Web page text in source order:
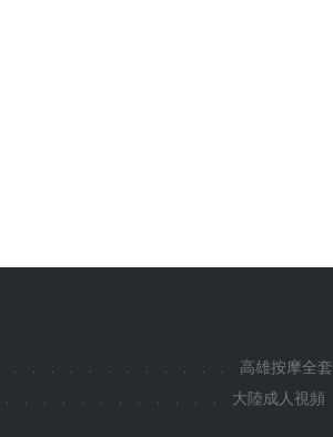
高雄按摩全套
大陸成人視頻